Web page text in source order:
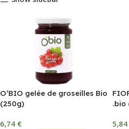
O’BIO gelée de groseilles Bio
(250g)
6,74 €
.bio
5,84